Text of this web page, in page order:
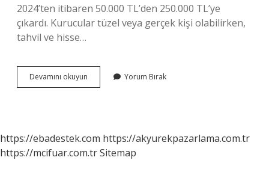
2024’ten itibaren 50.000 TL’den 250.000 TL’ye
çıkardı. Kurucular tüzel veya gerçek kişi olabilirken,
tahvil ve hisse…
Devamını okuyun
Şirket
Yorum Bırak
https://ebadestek.com https://akyurekpazarlama.com.tr
https://mcifuar.com.trSitemap